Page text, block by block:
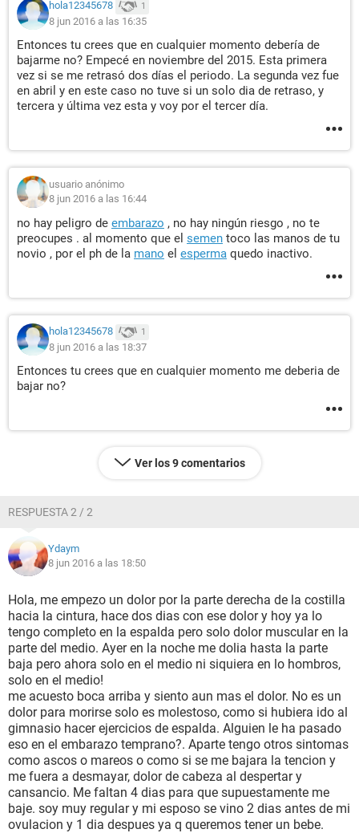
hola12345678 1
8 jun 2016 a las 16:35
Entonces tu crees que en cualquier momento debería de
bajarme no? Empecé en noviembre del 2015. Esta primera
vez si se me retrasó dos días el periodo. La segunda vez fue
en abril y en este caso no tuve si un solo dia de retraso, y
tercera y última vez esta y voy por el tercer día.
usuario anónimo
8 jun 2016 a las 16:44
no hay peligro de embarazo , no hay ningún riesgo , no te
preocupes . al momento que el semen toco las manos de tu
novio , por el ph de la mano el esperma quedo inactivo.
hola12345678 1
8 jun 2016 a las 18:37
Entonces tu crees que en cualquier momento me deberia de
bajar no?
Ver los 9 comentarios
RESPUESTA 2 / 2
Ydaym
8 jun 2016 a las 18:50
Hola, me empezo un dolor por la parte derecha de la costilla
hacia la cintura, hace dos dias con ese dolor y hoy ya lo
tengo completo en la espalda pero solo dolor muscular en la
parte del medio. Ayer en la noche me dolia hasta la parte
baja pero ahora solo en el medio ni siquiera en lo hombros,
solo en el medio!
me acuesto boca arriba y siento aun mas el dolor. No es un
dolor para morirse solo es molestoso, como si hubiera ido al
gimnasio hacer ejercicios de espalda. Alguien le ha pasado
eso en el embarazo temprano?. Aparte tengo otros sintomas
como ascos o mareos o como si se me bajara la tencion y
me fuera a desmayar, dolor de cabeza al despertar y
cansancio. Me faltan 4 dias para que supuestamente me
baje. soy muy regular y mi esposo se vino 2 dias antes de mi
ovulacion y 1 dia despues ya q queremos tener un bebe.